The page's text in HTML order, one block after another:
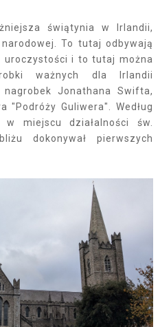
świątynia w Irlandii,
To tutaj odbywają
uroczystości i to tutaj można
ważnych dla Irlandii
Jonathana Swifta,
Guliwera". Według
w miejscu działalności św.
dokonywał pierwszych